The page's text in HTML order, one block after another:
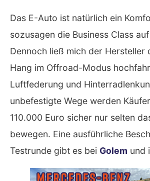
Das E-Auto ist natürlich ein
sozusagen die Business Class
Dennoch ließ mich der Hersteller
Hang im Offroad-Modus
Luftfederung und
unbefestigte Wege werden
110.000 Euro sicher nur selten
bewegen. Eine ausführliche
Testrunde gibt es bei Golem und